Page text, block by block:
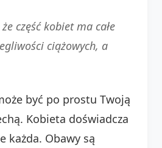
część kobiet ma całe
ciążowych, a
być po prostu Twoją
Kobieta doświadcza
każda. Obawy są